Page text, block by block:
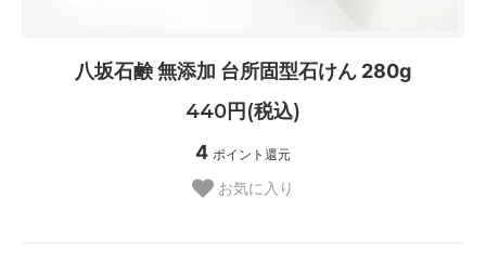
八坂石鹸 無添加 台所固型石けん 280g
440円(税込)
4 ポイント還元
お気に入り